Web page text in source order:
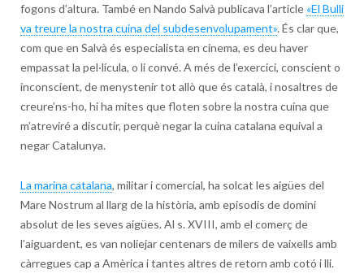
fogons d’altura. També en Nando Salvà publicava l’article «El Bulli
va treure la nostra cuina del subdesenvolupament». És clar que,
com que en Salvà és especialista en cinema, es deu haver
empassat la pel·lícula, o li convé. A més de l’exercici, conscient o
inconscient, de menystenir tot allò que és català, i nosaltres de
creure’ns-ho, hi ha mites que floten sobre la nostra cuina que
m’atreviré a discutir, perquè negar la cuina catalana equival a
negar Catalunya.
La marina catalana, militar i comercial, ha solcat les aigües del
Mare Nostrum al llarg de la història, amb episodis de domini
absolut de les seves aigües. Al s. XVIII, amb el comerç de
l’aiguardent, es van noliejar centenars de milers de vaixells amb
càrregues cap a Amèrica i tantes altres de retorn amb cotó i lli.